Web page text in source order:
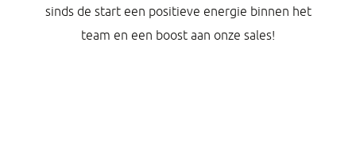
sinds de start een positieve energie binnen het
team en een boost aan onze sales!